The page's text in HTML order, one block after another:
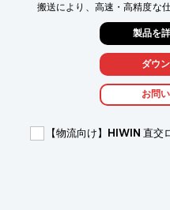
搬送により、高速・高精度な
【活用シーン】
・倉庫内での商品仕分け
・クロスドックシステム
・製造ラインへの部品供給
・製品の損傷リスク低減
製品を
ダウ
お問
【物流向け】HIWIN 直